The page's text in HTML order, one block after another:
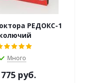
РЕДОКС-1
Много
руб.